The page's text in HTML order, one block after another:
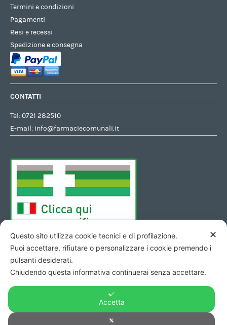
Termini e condizioni
Pagamenti
Resi e recessi
Spedizione e consegna
CONTATTI
Tel:0721 282510
E-mail: info@farmaciecomunali.it
✕
Questo sito utilizza cookie tecnici e di profilazione.
Puoi accettare, rifiutare o personalizzare i cookie premendo i
pulsanti desiderati.
Chiudendo questa informativa continuerai senza accettare.
Accetta